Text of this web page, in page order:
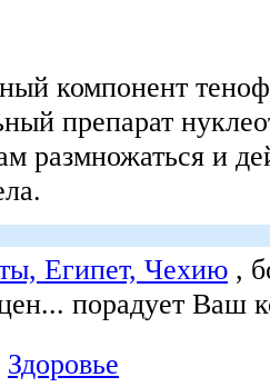
компонент
препарат
размножаться и
Египет, Чехию ,
порадует Ваш
Здоровье